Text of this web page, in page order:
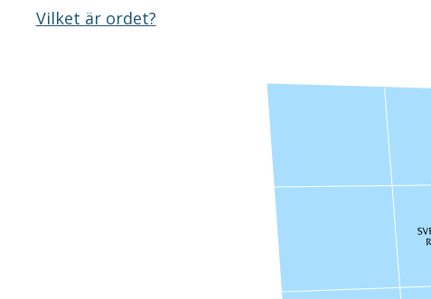
Vilket är ordet?